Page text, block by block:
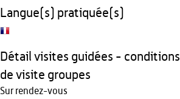
Langue(s) pratiquée(s)
Détail visites guidées - conditions
de visite groupes
Sur rendez-vous